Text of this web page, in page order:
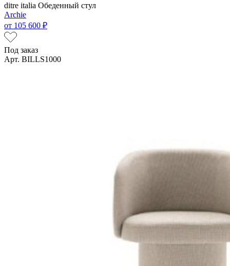
ditre italia Обеденный стул
Archie
от 105 600 ₽
Под заказ
Арт. BILLS1000